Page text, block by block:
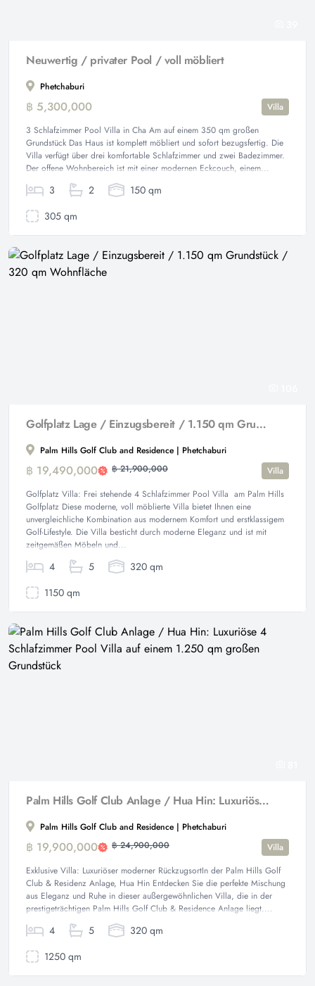
Neuwertig / privater Pool / voll möbliert
Phetchaburi
฿ 5,300,000
Villa
3 Schlafzimmer Pool Villa in Cha Am auf einem 350 qm großen
Grundstück Das Haus ist komplett möbliert und sofort bezugsfertig. Die
Villa verfügt über drei komfortable Schlafzimmer und zwei Badezimmer.
Der offene Wohnbereich ist mit einer modernen Eckcouch, einem...
3 2
150 qm
305 qm
Golfplatz Lage / Einzugsbereit / 1.150 qm Grundstück / 320 qm Wohnfläche
Palm Hills Golf Club and Residence | Phetchaburi
฿ 19,490,000 ฿ 21,900,000
Villa
Golfplatz Villa: Frei stehende 4 Schlafzimmer Pool Villa am Palm Hills
Golfplatz Diese moderne, voll möblierte Villa bietet Ihnen eine
unvergleichliche Kombination aus modernem Komfort und erstklassigem
Golf-Lifestyle. Die Villa besticht durch moderne Eleganz und ist mit
zeitgemäßen Möbeln und...
4 5
320 qm
1150 qm
Palm Hills Golf Club Anlage / Hua Hin: Luxuriöse 4 Schlafzimmer Pool Villa auf einem 1.250 qm großen Grundstück
Palm Hills Golf Club and Residence | Phetchaburi
฿ 19,900,000 ฿ 24,900,000
Villa
Exklusive Villa: Luxuriöser moderner RückzugsortIn der Palm Hills Golf
Club & Residenz Anlage, Hua Hin Entdecken Sie die perfekte Mischung
aus Eleganz und Ruhe in dieser außergewöhnlichen Villa, die in der
prestigeträchtigen Palm Hills Golf Club & Residence Anlage liegt....
4 5
320 qm
1250 qm